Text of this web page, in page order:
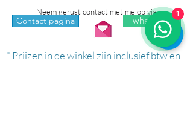
Neem gerust contact met me op via:
Contact pagina whatsapp
* Prijzen in de winkel zijn inclusief btw en
1